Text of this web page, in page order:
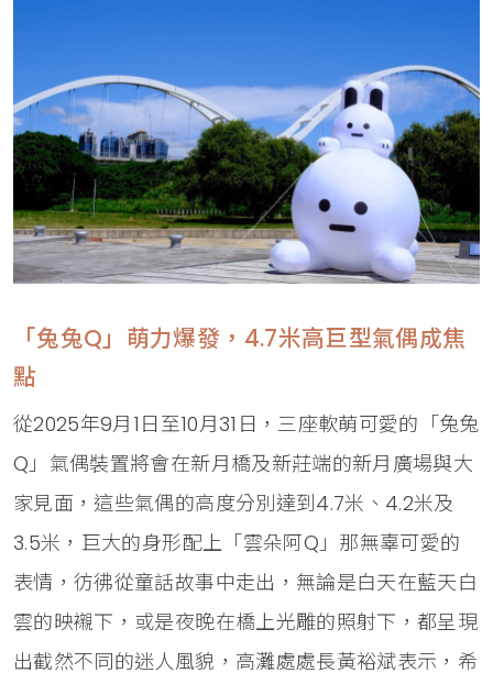
「兔兔Q」萌力爆發，4.7米高巨型氣偶成焦
點
從2025年9月1日至10月31日，三座軟萌可愛的「兔兔
Q」氣偶裝置將會在新月橋及新莊端的新月廣場與大
家見面，這些氣偶的高度分別達到4.7米、4.2米及
3.5米，巨大的身形配上「雲朵阿Q」那無辜可愛的
表情，彷彿從童話故事中走出，無論是白天在藍天白
雲的映襯下，或是夜晚在橋上光雕的照射下，都呈現
出截然不同的迷人風貌，高灘處處長黃裕斌表示，希